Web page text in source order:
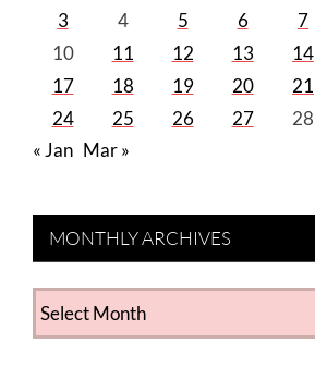
3
4 5 6 7
10
11 12 13 14
17
18 19 20 21
24
25 26 27 28
« Jan Mar »
MONTHLY ARCHIVES
MONTHLY
ARCHIVES